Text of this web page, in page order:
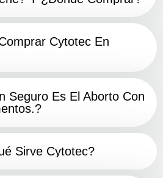
Cytotec En
Seguro Es El Aborto Con
Sirve Cytotec?